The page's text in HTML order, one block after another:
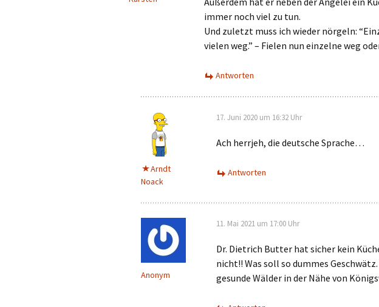
immer noch viel zu tun.
Und zuletzt muss ich wieder nörgeln:
vielen weg.” – Fielen nun einzelne weg
Antworten
Arndt
Noack
17. Juni 2020 um 16:32 Uhr
Ach herrjeh, die deutsche Sprache…
Antworten
Anonym
11. Mai 2021 um 17:00 Uhr
Dr. Dietrich Butter hat sicher kein
nicht!! Was soll so dummes
gesunde Wälder in der Nähe von